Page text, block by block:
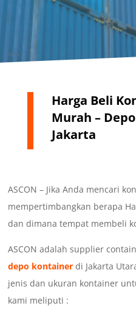
Harga Beli
Murah –
Jakarta
ASCON – Jika Anda mencari
mempertimbangkan berapa
dan dimana tempat membeli
ASCON adalah supplier
depo kontainer di Jakarta
jenis dan ukuran kontainer
kami meliputi :